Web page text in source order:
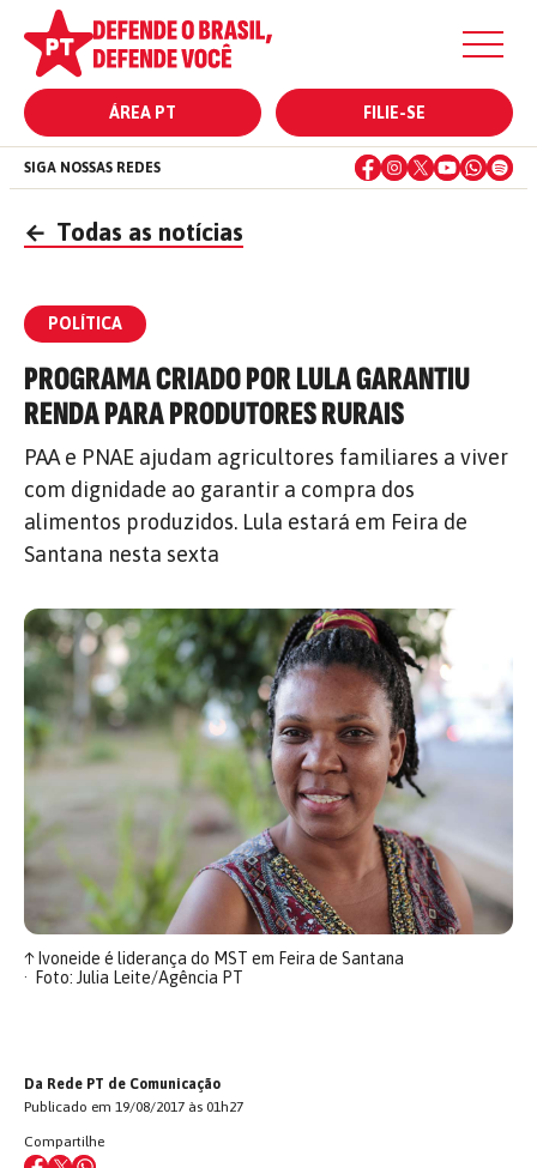
ÁREA PT FILIE-SE
SIGA NOSSAS REDES
← Todas as notícias
POLÍTICA
PROGRAMA CRIADO POR LULA GARANTIU
RENDA PARA PRODUTORES RURAIS
PAA e PNAE ajudam agricultores familiares a viver
com dignidade ao garantir a compra dos
alimentos produzidos. Lula estará em Feira de
Santana nesta sexta
↑Ivoneide é liderança do MST em Feira de Santana
Foto: Julia Leite/Agência PT
Da Rede PT de Comunicação
Publicado em 19/08/2017 às 01h27
Compartilhe